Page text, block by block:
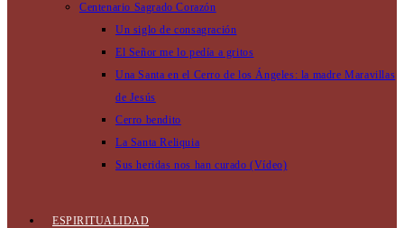
Centenario Sagrado Corazón
Un siglo de consagración
El Señor me lo pedía a gritos
Una Santa en el Cerro de los Ángeles: la madre Maravillas
de Jesús
Cerro bendito
La Santa Reliquia
Sus heridas nos han curado (Vídeo)
ESPIRITUALIDAD